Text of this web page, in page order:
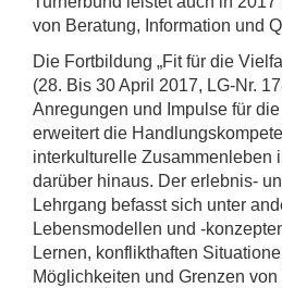
von Beratung, Information und
Die Fortbildung „Fit für die
(28. Bis 30 April 2017, LG-Nr.
Anregungen und Impulse für
erweitert die
interkulturelle Zusammenleben
darüber hinaus. Der erlebnis-
Lehrgang befasst sich unter
Lebensmodellen und -
Lernen, konflikthaften
Möglichkeiten und Grenzen